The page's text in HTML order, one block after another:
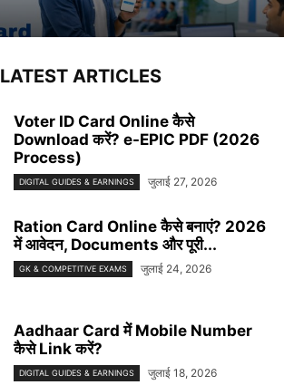
LATEST ARTICLES
Voter ID Card Online कैसे
Download करें? e-EPIC PDF (2026
Process)
DIGITAL GUIDES & EARNINGS जुलाई 27, 2026
Ration Card Online कैसे बनाएं? 2026
में आवेदन, Documents और पूरी...
GK & COMPETITIVE EXAMS जुलाई 24, 2026
Aadhaar Card में Mobile Number
कैसे Link करें?
DIGITAL GUIDES & EARNINGS जुलाई 18, 2026